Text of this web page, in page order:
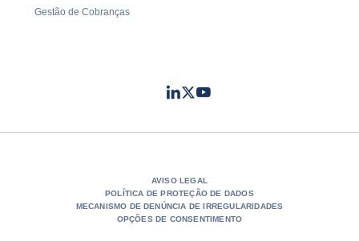
Gestão de Cobranças
LinkedIn
TwitterYoutube
AVISO LEGAL
POLÍTICA DE PROTEÇÃO DE DADOS
MECANISMO DE DENÚNCIA DE IRREGULARIDADES
OPÇÕES DE CONSENTIMENTO